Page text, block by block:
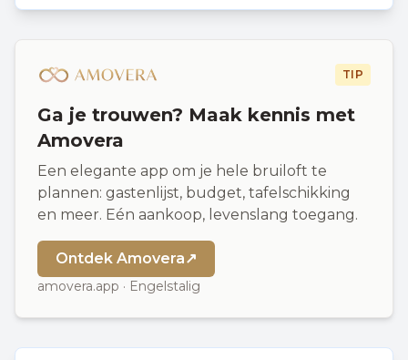
TIP
Ga je trouwen? Maak kennis met
Amovera
Een elegante app om je hele bruiloft te
plannen: gastenlijst, budget, tafelschikking
en meer. Eén aankoop, levenslang toegang.
Ontdek Amovera↗
amovera.app · Engelstalig